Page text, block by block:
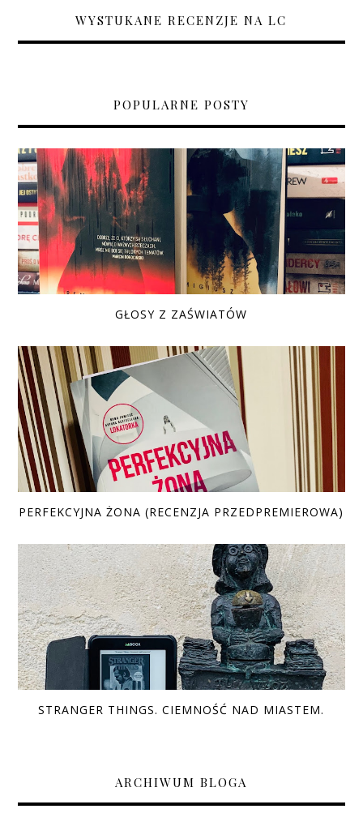
WYSTUKANE RECENZJE NA LC
POPULARNE POSTY
GŁOSY Z ZAŚWIATÓW
PERFEKCYJNA ŻONA (RECENZJA PRZEDPREMIEROWA)
STRANGER THINGS. CIEMNOŚĆ NAD MIASTEM.
ARCHIWUM BLOGA